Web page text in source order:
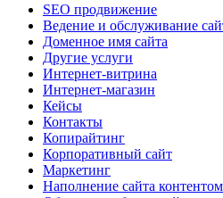
SEO продвижение
Ведение и обслуживание
Доменное имя сайта
Другие услуги
Интернет-витрина
Интернет-магазин
Кейсы
Контакты
Копирайтинг
Корпоративный сайт
Маркетинг
Наполнение сайта контентом